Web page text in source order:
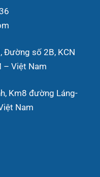
Đường số 2B, KCN
– Việt Nam
Km8 đường Láng-
Nam